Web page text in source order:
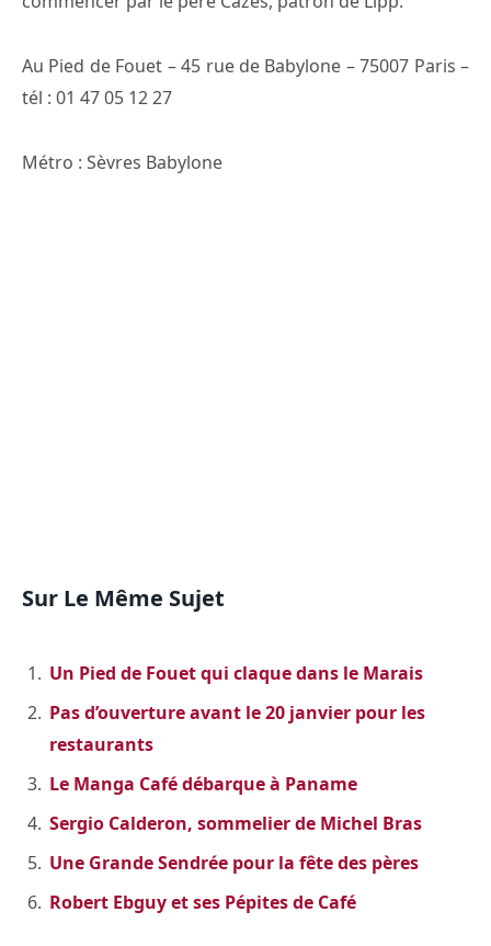
Au Pied de Fouet – 45 rue de Babylone – 75007 Paris –
tél : 01 47 05 12 27
Métro : Sèvres Babylone
Sur Le Même Sujet
Un Pied de Fouet qui claque dans le Marais
Pas d’ouverture avant le 20 janvier pour les
restaurants
Le Manga Café débarque à Paname
Sergio Calderon, sommelier de Michel Bras
Une Grande Sendrée pour la fête des pères
Robert Ebguy et ses Pépites de Café